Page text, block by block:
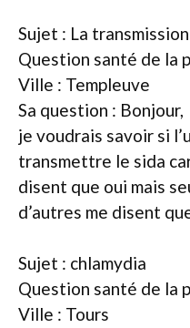
Sujet : La
Question santé de la
Ville : Templeuve
Sa question : Bonjour,
je voudrais savoir si
transmettre le sida
disent que oui mais
d’autres me disent
Sujet : chlamydia
Question santé de la
Ville : Tours